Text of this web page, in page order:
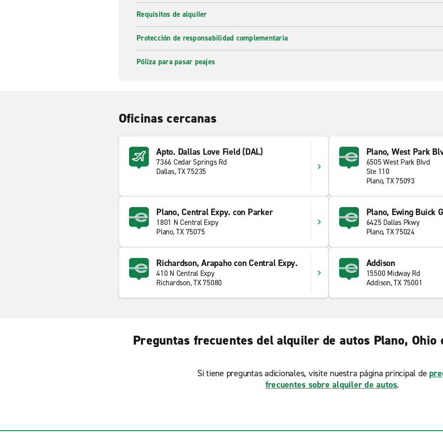
Requisitos de alquiler
Protección de responsabilidad complementaria
Póliza para pasar peajes
Oficinas cercanas
Apto. Dallas Love Field (DAL)
7366 Cedar Springs Rd
Dallas, TX 75235
Plano, West Park
6505 West Park Blvd
Ste 110
Plano, TX 75093
Plano, Central Expy. con Parker
1801 N Central Expy
Plano, TX 75075
Plano, Ewing Buick
6425 Dallas Pkwy
Plano, TX 75024
Richardson, Arapaho con Central Expy.
410 N Central Expy
Richardson, TX 75080
Addison
15500 Midway Rd
Addison, TX 75001
Preguntas frecuentes del alquiler de autos Plano, Ohio
Si tiene preguntas adicionales, visite nuestra página principal de
frecuentes sobre alquiler de autos.